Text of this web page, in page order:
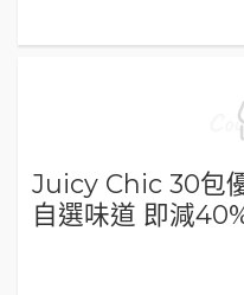
Juicy Chic 30包
自選味道 即減